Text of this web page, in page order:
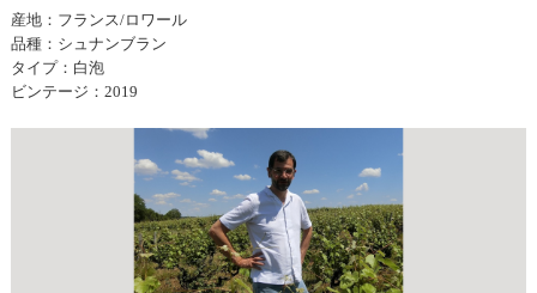
産地：フランス/ロワール
品種：シュナンブラン
タイプ：白泡
ビンテージ：2019